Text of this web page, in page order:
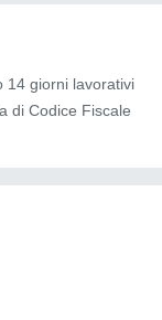
14 giorni lavorativi
di Codice Fiscale